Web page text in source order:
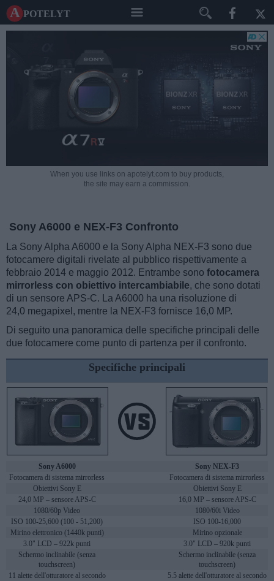
A potelyt
When you use links on apotelyt.com to buy products,
the site may earn a commission.
Sony A6000 e NEX-F3 Confronto
La Sony Alpha A6000 e la Sony Alpha NEX-F3 sono due
fotocamere digitali rivelate al pubblico rispettivamente a
febbraio 2014 e maggio 2012. Entrambe sono fotocamera
mirrorless con obiettivo intercambiabile, che sono dotati
di un sensore APS-C. La A6000 ha una risoluzione di
24,0 megapixel, mentre la NEX-F3 fornisce 16,0 MP.
Di seguito una panoramica delle specifiche principali delle
due fotocamere come punto di partenza per il confronto.
Specifiche principali
Sony A6000
Sony NEX-F3
Fotocamera di sistema mirrorless
Fotocamera di sistema mirrorless
Obiettivi Sony E
Obiettivi Sony E
24,0 MP – sensore APS-C
16,0 MP – sensore APS-C
1080/60p Video
1080/60i Video
ISO 100-25,600 (100 - 51,200)
ISO 100-16,000
Mirino elettronico (1440k punti)
Mirino opzionale
3.0" LCD – 922k punti
3.0" LCD – 920k punti
Schermo inclinabile (senza
touchscreen)
Schermo inclinabile (senza
touchscreen)
11 alette dell'otturatore al secondo
5.5 alette dell'otturatore al secondo